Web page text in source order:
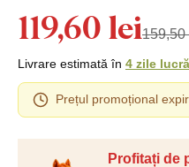
Profitați de
119,60 lei159,50
Livrare estimată în 4 zile
Prețul promoțional